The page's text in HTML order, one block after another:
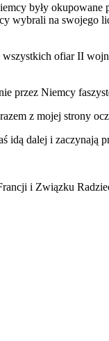
były
wybrali na
ofiar II
przez Niemcy
z mojej strony
dalej i zaczynają
i Związku